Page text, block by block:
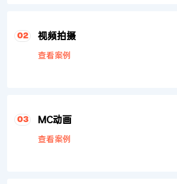
02 视频拍摄
查看案例
03 MC动画
查看案例